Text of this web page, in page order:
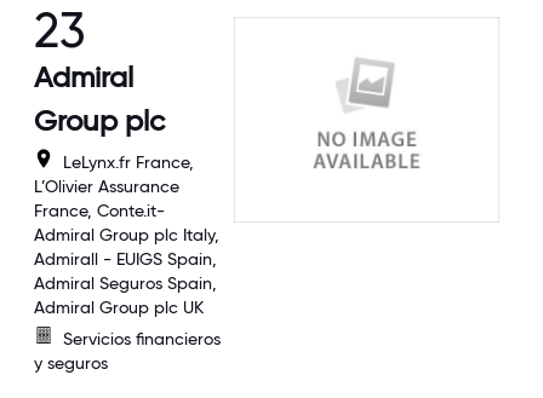
23
Admiral
Group plc
LeLynx.fr France,
L’Olivier Assurance
France, Conte.it-
Admiral Group plc Italy,
Admirall - EUIGS Spain,
Admiral Seguros Spain,
Admiral Group plc UK
Servicios financieros
y seguros